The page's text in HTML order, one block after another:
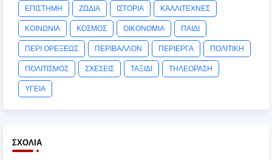
ΕΠΙΣΤΗΜΗ ΖΩΔΙΑ ΙΣΤΟΡΙΑ ΚΑΛΛΙΤΕΧΝΕΣ
ΚΟΙΝΩΝΙΑ ΚΟΣΜΟΣ ΟΙΚΟΝΟΜΙΑ ΠΑΙΔΙ
ΠΕΡΙ ΟΡΕΞΕΩΣ ΠΕΡΙΒΑΛΛΟΝ ΠΕΡΙΕΡΓΑ ΠΟΛΙΤΙΚΗ
ΠΟΛΙΤΙΣΜΟΣ ΣΧΕΣΕΙΣ ΤΑΞΙΔΙ ΤΗΛΕΟΡΑΣΗ
ΥΓΕΙΑ
ΣΧΌΛΙΑ